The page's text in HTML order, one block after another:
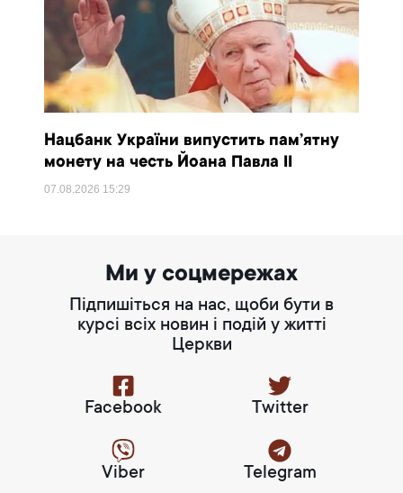
Нацбанк України випустить пам’ятну
монету на честь Йоана Павла II
07.08.2026 15:29
Ми у соцмережах
Підпишіться на нас, щоби бути в
курсі всіх новин і подій у житті
Церкви
Facebook Twitter
Viber Telegram